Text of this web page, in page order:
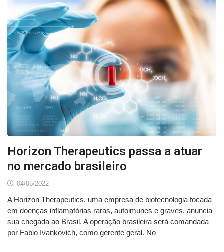
Horizon Therapeutics passa a atuar
no mercado brasileiro
04/05/2022
A Horizon Therapeutics, uma empresa de biotecnologia focada
em doenças inflamatórias raras, autoimunes e graves, anuncia
sua chegada ao Brasil. A operação brasileira será comandada
por Fabio Ivankovich, como gerente geral. No